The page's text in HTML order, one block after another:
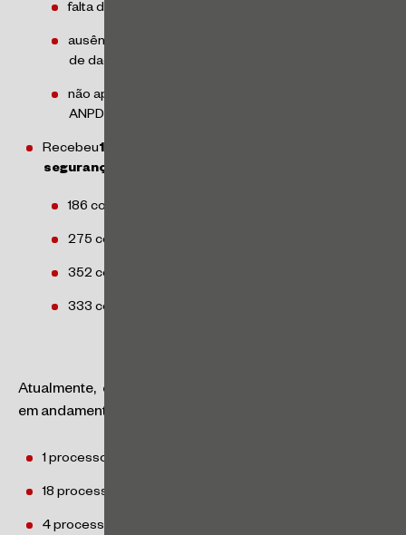
falta de comprovação de indicação do encarregado
ausência de registros das operações de tratamento
de dados pessoais
não apresentação de documentos requisitados pela
ANPD ou não atendimento de suas solicitações
Recebeu146 comunicações de incidentes de
segurança
186 comunicados em 2021
275 comunicados em 2022
352 comunicados em 2023
333 comunicados em 2024
Atualmente, existem
em andamento (de conhecimento público), sendo:
1 processo de monitoramento
18 processos de fiscalização
4 processos preparatórios